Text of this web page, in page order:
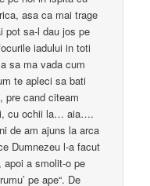
asa ca mai trage
pot sa-l dau jos pe
iadului in toti
sa ma vada cum
te apleci sa bati
pre cand citeam
cu ochii la… aia….
de am ajuns la arca
Dumnezeu l-a facut
a smolit-o pe
pe ape“. De